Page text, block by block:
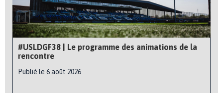
#USLDGF38 | Le programme des animations de la
rencontre
Publié le 6 août 2026